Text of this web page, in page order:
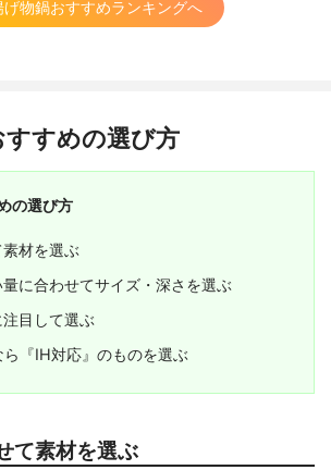
物鍋おすすめランキングへ
すめの選び方
の選び方
材を選ぶ
に合わせてサイズ・深さを選ぶ
目して選ぶ
『IH対応』のものを選ぶ
て素材を選ぶ